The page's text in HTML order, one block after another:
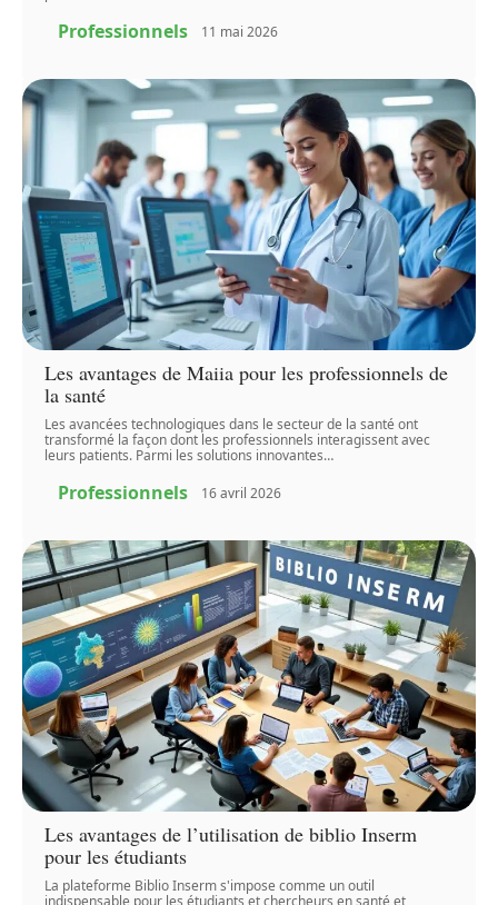
Professionnels 11 mai 2026
Les avantages de Maiia pour les professionnels de
la santé
Les avancées technologiques dans le secteur de la santé ont
transformé la façon dont les professionnels interagissent avec
leurs patients. Parmi les solutions innovantes…
Professionnels 16 avril 2026
Les avantages de l’utilisation de biblio Inserm
pour les étudiants
La plateforme Biblio Inserm s'impose comme un outil